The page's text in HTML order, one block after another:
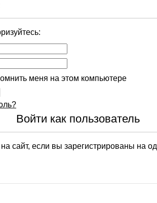
меня на этом компьютере
Войти как пользователь
сайт, если вы зарегистрированы на